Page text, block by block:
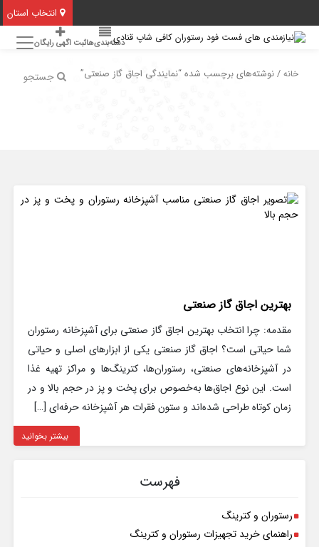
انتخاب استان
دسته‌بندی‌هاثبت اگهی رایگان
جستجو خانه / نوشته‌های برچسب شده “نمایندگی اجاق گاز صنعتی”
بهترین اجاق گاز صنعتی
مقدمه: چرا انتخاب بهترین اجاق گاز صنعتی برای آشپزخانه رستوران
شما حیاتی است؟ اجاق گاز صنعتی یکی از ابزارهای اصلی و حیاتی
در آشپزخانه‌های صنعتی، رستوران‌ها، کترینگ‌ها و مراکز تهیه غذا
است. این نوع اجاق‌ها به‌خصوص برای پخت و پز در حجم بالا و در
زمان کوتاه طراحی شده‌اند و ستون فقرات هر آشپزخانه حرفه‌ای […]
بیشتر بخوانید
فهرست
رستوران و کترینگ
راهنمای خرید تجهیزات رستوران و کترینگ